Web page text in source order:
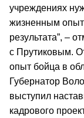
учреждениях
жизненным
результата”, –
с Прутиковым.
опыт бойца в
Губернатор
выступил
кадрового